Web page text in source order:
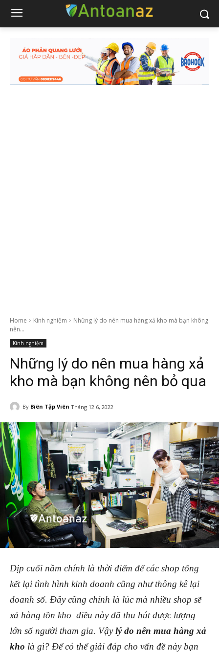
Home Kinh nghiệm
Những lý do nên mua hàng xả kho mà bạn không
nên...
Kinh nghiệm
Những lý do nên mua hàng xả
kho mà bạn không nên bỏ qua
By Biên Tập Viên Tháng 12 6, 2022
Dịp cuối năm chính là thời điểm để các shop tổng
kết lại tình hình kinh doanh cũng như thông kê lại
doanh số. Đây cũng chính là lúc mà nhiều shop sẽ
xả hàng tồn kho điều này đã thu hút được lượng
lớn số người tham gia. Vậylý do nên mua hàng xả
kho là gì? Để có thể giải đáp cho vấn đề này bạn